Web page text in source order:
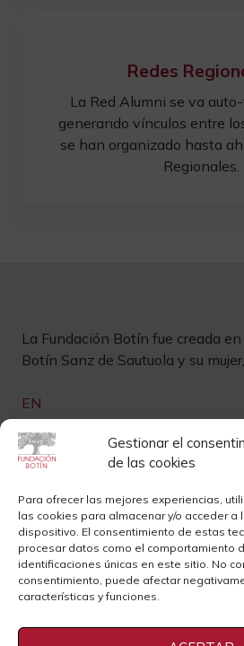
Gestionar el
de las cookies
Para ofrecer las mejores experiencias,
las cookies para almacenar y/o acceder a
dispositivo. El consentimiento de estas
procesar datos como el comportamiento
identificaciones únicas en este sitio. No
consentimiento, puede afectar
características y funciones.
Redes
La Red Alumni se va
generando vínculos entre
se han organizado hasta
Regionales.
La Fundación Botín fue creada
Botín Sanz de Sautuola y su
EN
Links de interés
Contacto
Sedes
Sala de Prensa
Privacidad